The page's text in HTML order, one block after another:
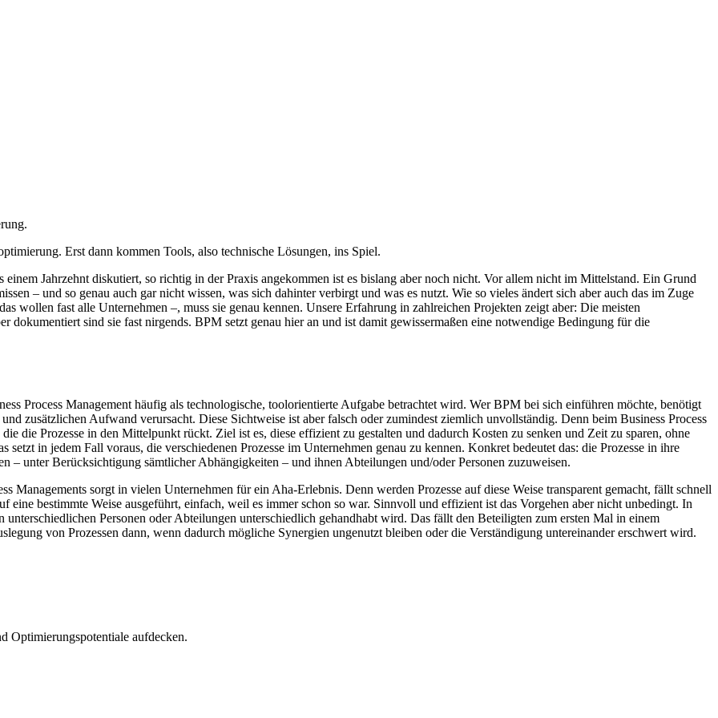
Erst dann kommen Tools, also technische Lösungen, ins Spiel.
einem Jahrzehnt diskutiert, so richtig in der Praxis angekommen ist es bislang aber noch nicht. Vor allem nicht im Mittelstand. Ein Grund
– und so genau auch gar nicht wissen, was sich dahinter verbirgt und was es nutzt. Wie so vieles ändert sich aber auch das im Zuge
wollen fast alle Unternehmen –, muss sie genau kennen. Unsere Erfahrung in zahlreichen Projekten zeigt aber: Die meisten
dokumentiert sind sie fast nirgends. BPM setzt genau hier an und ist damit gewissermaßen eine notwendige Bedingung für die
Process Management häufig als technologische, toolorientierte Aufgabe betrachtet wird. Wer BPM bei sich einführen möchte, benötigt
zusätzlichen Aufwand verursacht. Diese Sichtweise ist aber falsch oder zumindest ziemlich unvollständig. Denn beim Business Process
die Prozesse in den Mittelpunkt rückt. Ziel ist es, diese effizient zu gestalten und dadurch Kosten zu senken und Zeit zu sparen, ohne
in jedem Fall voraus, die verschiedenen Prozesse im Unternehmen genau zu kennen. Konkret bedeutet das: die Prozesse in ihre
– unter Berücksichtigung sämtlicher Abhängigkeiten – und ihnen Abteilungen und/oder Personen zuzuweisen.
Managements sorgt in vielen Unternehmen für ein Aha-Erlebnis. Denn werden Prozesse auf diese Weise transparent gemacht, fällt schnell
eine bestimmte Weise ausgeführt, einfach, weil es immer schon so war. Sinnvoll und effizient ist das Vorgehen aber nicht unbedingt. In
Personen oder Abteilungen unterschiedlich gehandhabt wird. Das fällt den Beteiligten zum ersten Mal in einem
von Prozessen dann, wenn dadurch mögliche Synergien ungenutzt bleiben oder die Verständigung untereinander erschwert wird.
Optimierungspotentiale aufdecken.